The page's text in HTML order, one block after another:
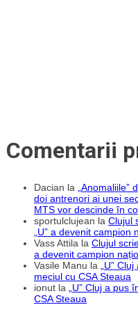
Comentarii
Dacian la „Anomaliile”
doi antrenori ai unei
MTS vor descinde în
sportulclujean la Clujul
„U” a devenit campion
Vass Attila la Clujul
a devenit campion
Vasile Manu la „U”
meciul cu CSA Steaua
ionut la „U” Cluj a pus
CSA Steaua